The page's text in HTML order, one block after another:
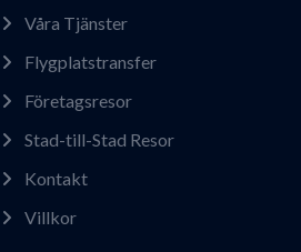
Våra Tjänster
Flygplatstransfer
Företagsresor
Stad-till-Stad Resor
Kontakt
Villkor